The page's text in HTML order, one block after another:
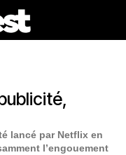
lancé par Netflix en
l’engouement